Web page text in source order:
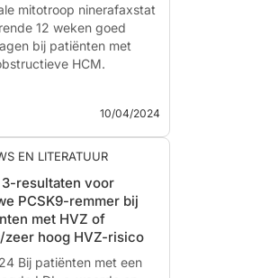
Bp I Randomized Trial
- 16 apr. 2024
mitotroop ninerafaxstat
12 weken goed
bij patiënten met
HCM.
a Novel Cardiac
in Patients with
Nonobstructive
of IMPROVE-HCM
- 10 apr. 2024
bij d...
10/04/2024
EN LITERATUUR
3-resultaten voor
PCSK9-remmer bij
met HVZ of
zeer hoog HVZ-risico
Bij patiënten met een